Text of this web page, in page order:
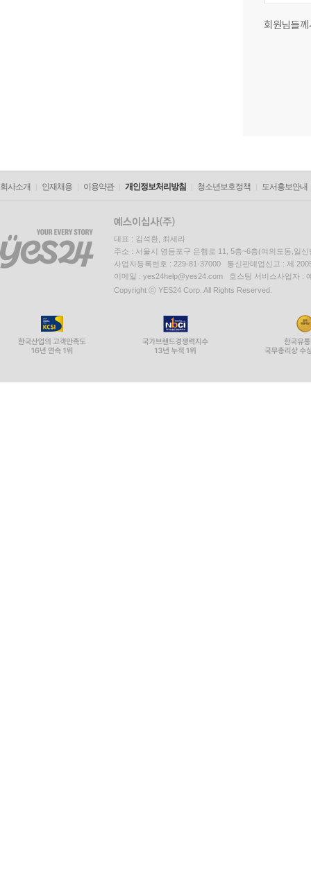
회원님들
회사소개 인재채용 이용약관 개인정보처리방침 청소년보호정책 도서홍보안내
대표 : 김석환, 최세라
주소 : 서울시 영등포구 은행로 11, 5층~6층(여의도동,일신
사업자등록번호 : 229-81-37000 통신판매업신고 : 제
이메일 : yes24help@yes24.com 호스팅 서비스사업자 :
Copyright ⓒ YES24 Corp. All Rights Reserved.